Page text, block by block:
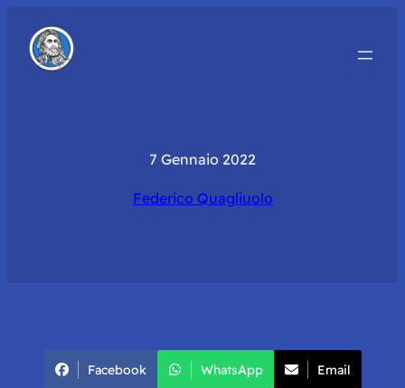
7 Gennaio 2022
Federico Quagliuolo
Facebook WhatsApp Email